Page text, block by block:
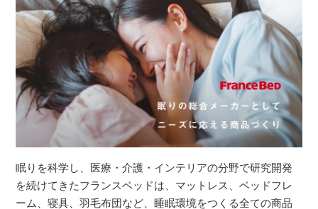
眠りを科学し、医療・介護・インテリアの分野で研究開発
を続けてきたフランスベッドは、マットレス、ベッドフレ
ーム、寝具、羽毛布団など、睡眠環境をつくる全ての商品